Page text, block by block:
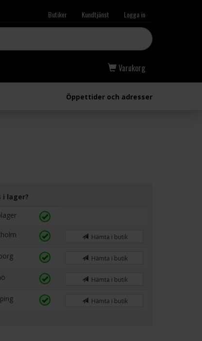
Butiker Kundtjänst Logga in
Varukorg
Öppettider och adresser
i lager?
Hämta i butik
Hämta i butik
Hämta i butik
Hämta i butik